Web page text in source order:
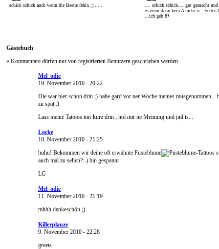
schick schick auch wenn die Beene fehln ;) .....
.... schick schick.... gut gemacht
es denn dann kein A mehr
...ich geb 8*
Gästebuch
» Kommentare dürfen nur von registrierten Benutzern geschrieben werden.
Mel_odie
19. November 2010 - 20:22
Die war hier schon drin ;) habe gard vor ner Woche meines rausgenommen...
zu spät :)
Lass meine Tattoos nur kurz drin , hol mir ne Meinung und jud is...
Locke
18. November 2010 - 21:25
huhu! Bekommen wir deine oft erwähnte Pusteblume
auch mal zu sehen?:-) bin gespannt
LG
Mel_odie
11. November 2010 - 21:19
mhhh dankeschön ;)
Killerplauze
9. November 2010 - 22:28
greets